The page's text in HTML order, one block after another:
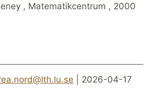
, Matematikcentrum , 2000
| 2026-04-17